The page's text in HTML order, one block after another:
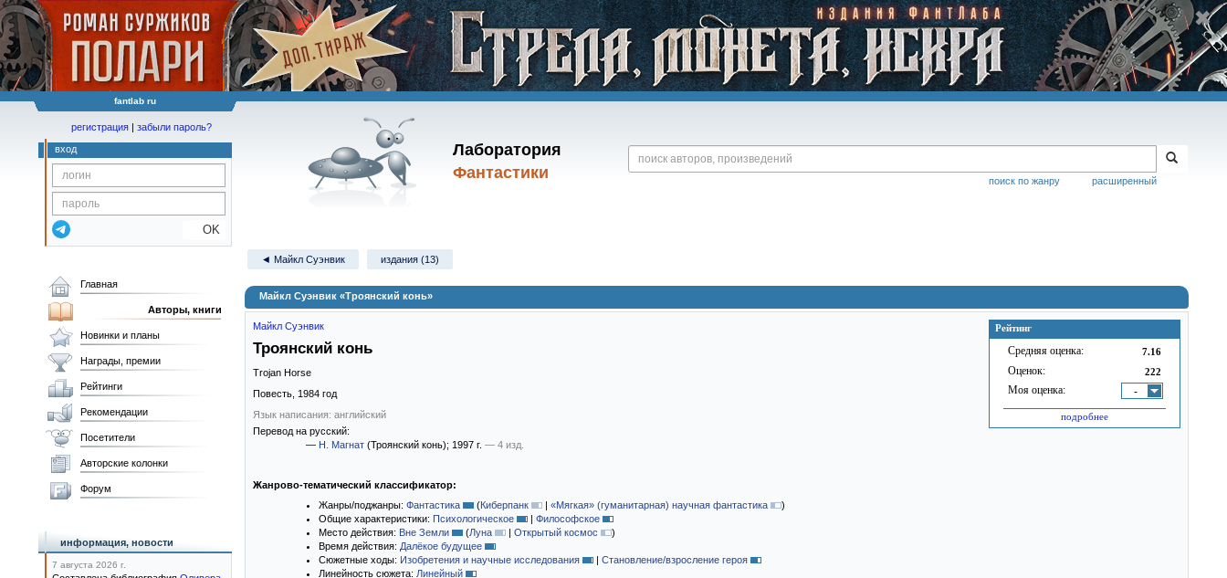
fantlab ru
Лаборатория
Фантастики
расширенный
поиск по жанру
регистрация | забыли пароль?
вход
OK
◄ Майкл Суэнвик издания (13)
Майкл Суэнвик «Троянский конь»
Рейтинг
Средняя оценка: 7.16
Оценок: 222
Моя оценка: -
подробнее
Майкл Суэнвик
Троянский конь
Trojan Horse
Повесть, 1984 год
Язык написания: английский
Перевод на русский:
— Н. Магнат (Троянский конь); 1997 г. — 4 изд.
Жанрово-тематический классификатор:
Жанры/поджанры: Фантастика (Киберпанк | «Мягкая» (гуманитарная) научная фантастика
)
Общие характеристики: Психологическое | Философское
Место действия: Вне Земли (Луна | Открытый космос
)
Время действия: Далёкое будущее
Сюжетные ходы: Изобретения и научные исследования | Становление/взросление героя
Линейность сюжета: Линейный
Главная
Авторы, книги
Новинки и планы
Награды, премии
Рейтинги
Рекомендации
Посетители
Авторские колонки
Форум
информация, новости
7 августа 2026 г.